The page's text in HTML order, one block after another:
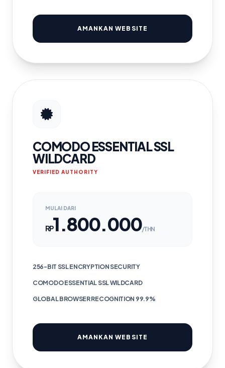
AMANKAN WEBSITE
COMODO ESSENTIAL SSL
WILDCARD
VERIFIED AUTHORITY
MULAI DARI
RP1.800.000/THN
256-BIT SSL ENCRYPTION SECURITY
COMODO ESSENTIAL SSL WILDCARD
GLOBAL BROWSER RECOGNITION 99.9%
AMANKAN WEBSITE